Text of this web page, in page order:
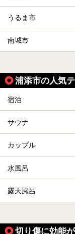
うるま市
南城市
浦添市の人気
宿泊
サウナ
カップル
水風呂
露天風呂
切り傷に効能